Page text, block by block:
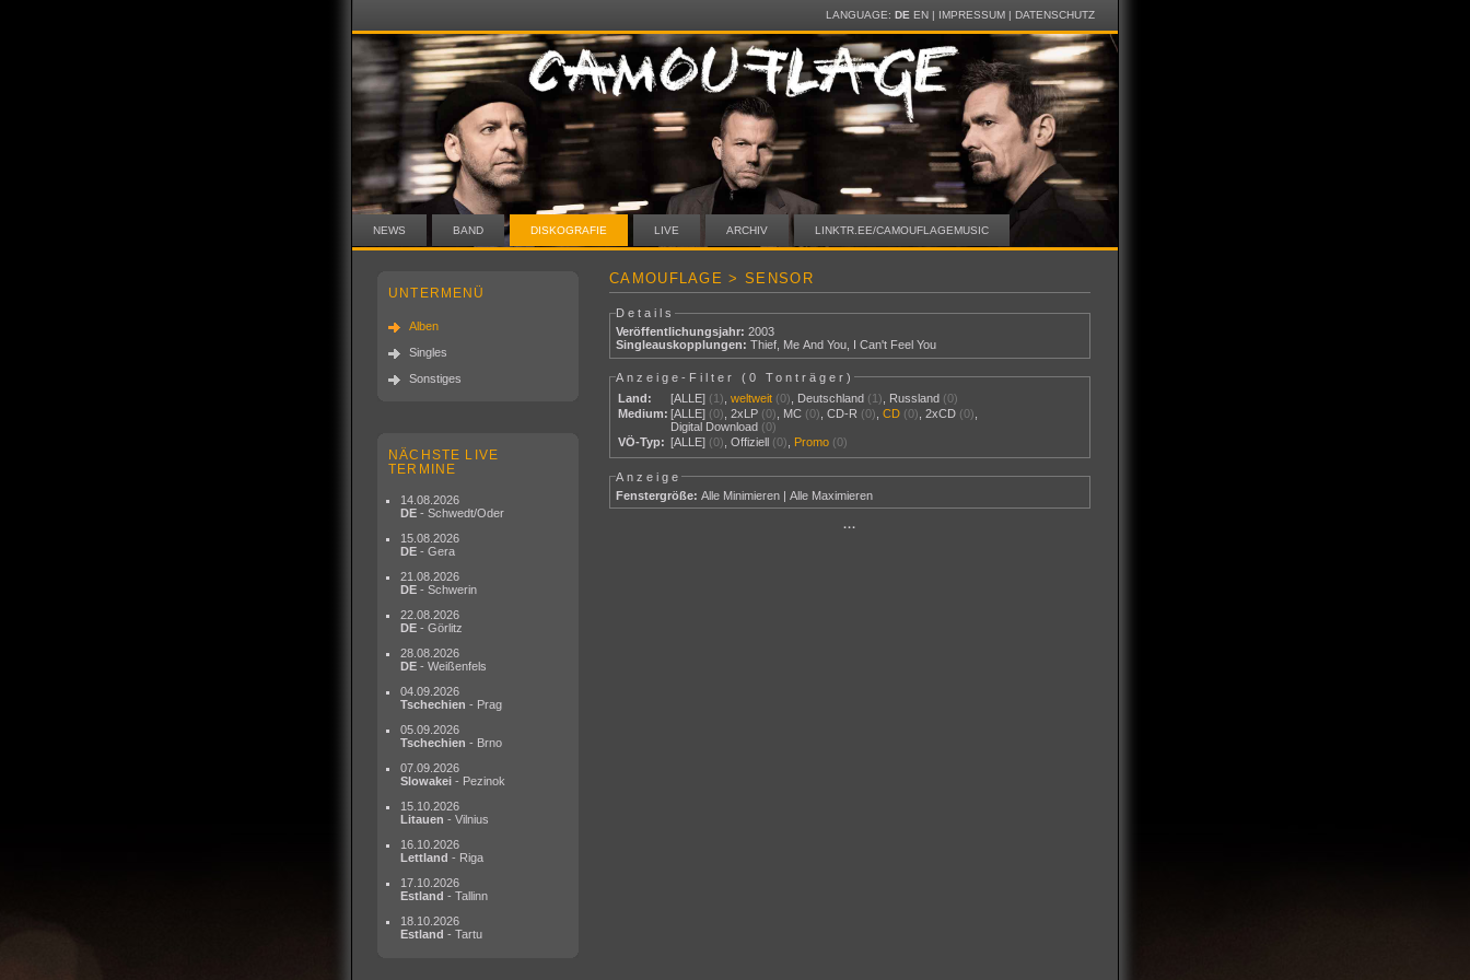
LANGUAGE: DE EN| IMPRESSUM| DATENSCHUTZ
NEWS BAND DISKOGRAFIE LIVE ARCHIV LINKTR.EE/CAMOUFLAGEMUSIC
UNTERMENÜ
Alben
Singles
Sonstiges
NÄCHSTE LIVE
TERMINE
14.08.2026
DE - Schwedt/Oder
15.08.2026
DE - Gera
21.08.2026
DE - Schwerin
22.08.2026
DE - Görlitz
28.08.2026
DE - Weißenfels
04.09.2026
Tschechien - Prag
05.09.2026
Tschechien - Brno
07.09.2026
Slowakei - Pezinok
15.10.2026
Litauen - Vilnius
16.10.2026
Lettland - Riga
17.10.2026
Estland - Tallinn
18.10.2026
Estland - Tartu
CAMOUFLAGE > SENSOR
Details
Veröffentlichungsjahr: 2003
Singleauskopplungen: Thief, Me And You, I Can't Feel You
Anzeige-Filter (0 Tonträger)
Land:
[ALLE] (1) ,weltweit (0) Deutschland (1) Russland (0)
Medium: [ALLE] (0) ,2xLP (0) MC (0) ,CD-R (0) ,CD (0) ,2xCD (0)
Digital Download (0)
VÖ-Typ: [ALLE] (0) ,Offiziell (0) Promo (0)
Anzeige
Fenstergröße: Alle Minimieren |Alle Maximieren
···